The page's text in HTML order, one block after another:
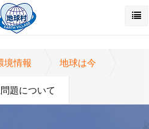
境情報 地球は今
題について